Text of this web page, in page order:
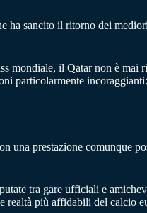
ha sancito il ritorno dei
mondiale, il Qatar non è mai
particolarmente
una prestazione comunque
tra gare ufficiali e
realtà più affidabili del calcio